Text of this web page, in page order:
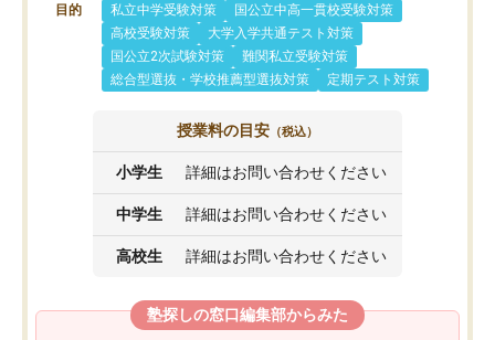
目的 私立中学受験対策
国公立中高一貫校受験対策
高校受験対策
大学入学共通テスト対策
国公立2次試験対策
難関私立受験対策
総合型選抜・学校推薦型選抜対策
定期テスト対策
授業料の目安 （税込）
小学生 詳細はお問い合わせください
中学生 詳細はお問い合わせください
高校生 詳細はお問い合わせください
塾探しの窓口編集部からみた